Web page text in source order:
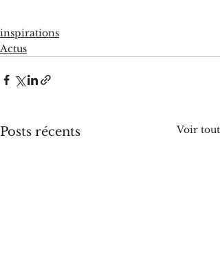
inspirations
Actus
Posts récents Voir tout